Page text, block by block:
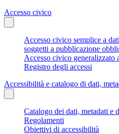
Accesso civico
Accesso civico semplice a
soggetti a pubblicazione
Accesso civico generalizzato
Registro degli accessi
Accessibilità e catalogo di dati,
Catalogo dei dati, metadati e
Regolamenti
Obiettivi di accessibilità